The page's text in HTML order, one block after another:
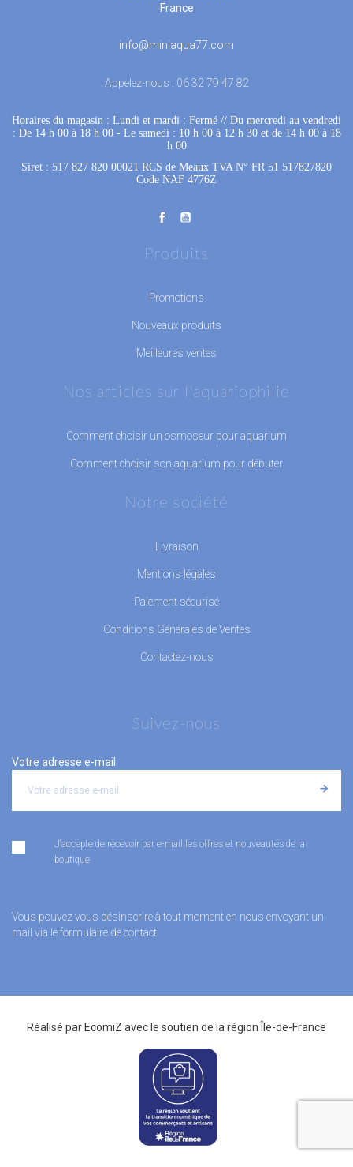
France
info@miniaqua77.com
Appelez-nous : 06 32 79 47 82
Horaires du magasin : Lundi et mardi : Fermé // Du mercredi au vendredi
: De 14 h 00 à 18 h 00 - Le samedi : 10 h 00 à 12 h 30 et de 14 h 00 à 18
h 00
Siret : 517 827 820 00021 RCS de Meaux TVA N° FR 51 517827820
Code NAF 4776Z
Produits
Promotions
Nouveaux produits
Meilleures ventes
Nos articles sur l'aquariophilie
Comment choisir un osmoseur pour aquarium
Comment choisir son aquarium pour débuter
Notre société
Livraison
Mentions légales
Paiement sécurisé
Conditions Générales de Ventes
Contactez-nous
Suivez-nous
Votre adresse e-mail
J'accepte de recevoir par e-mail les offres et nouveautés de la
boutique
Vous pouvez vous désinscrire à tout moment en nous envoyant un
mail via le formulaire de contact
Réalisé par EcomiZ avec le soutien de la région Île-de-France